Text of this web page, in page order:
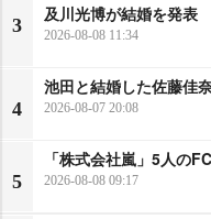
3
及川光博が結婚を発表
2026-08-08 11:34
4
池田と結婚した佐藤佳
2026-08-07 20:08
5
「株式会社嵐」5人の
2026-08-08 09:17